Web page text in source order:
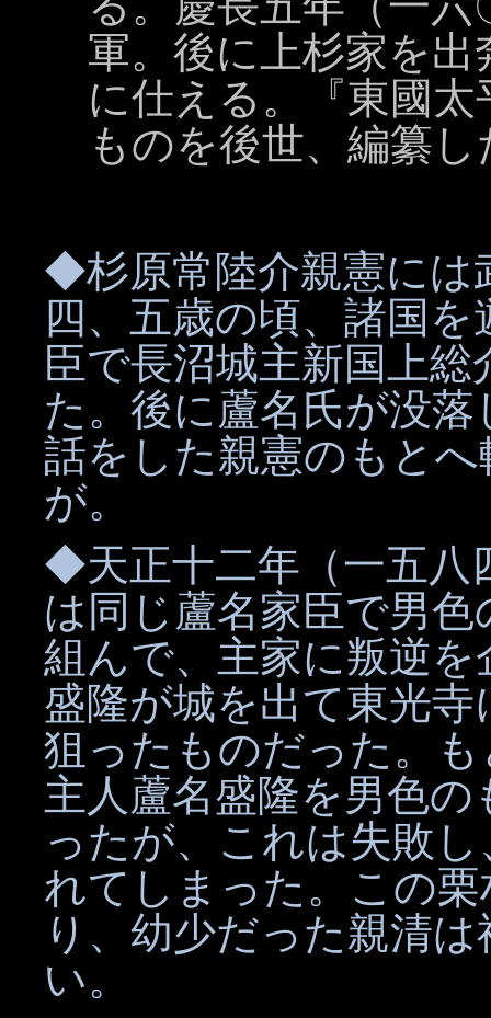
軍。後に上杉家を
に仕える。『東國
ものを後世、編纂
◆杉原常陸介親憲には
四、五歳の頃、諸国
臣で長沼城主新国上
た。後に蘆名氏が没
話をした親憲のもと
が。
◆天正十二年（一五八
は同じ蘆名家臣で男
組んで、主家に叛逆
盛隆が城を出て東光
狙ったものだった。
主人蘆名盛隆を男色
ったが、これは失敗
れてしまった。この
り、幼少だった親清
い。